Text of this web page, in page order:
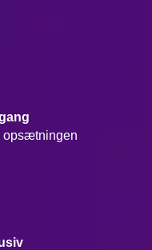
opsætningen